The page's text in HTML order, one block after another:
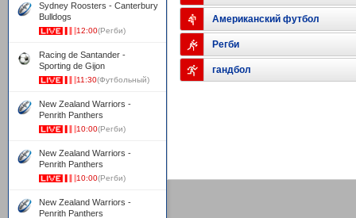
Sydney Roosters - Canterbury
Bulldogs
12:00(Регби)
Racing de Santander -
Sporting de Gijon
11:30(Футбольный)
New Zealand Warriors -
Penrith Panthers
10:00(Регби)
New Zealand Warriors -
Penrith Panthers
10:00(Регби)
New Zealand Warriors -
Penrith Panthers
Американский футбол
Регби
гандбол